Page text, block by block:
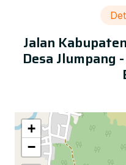
Jalan
Desa Jlumpang
+
−